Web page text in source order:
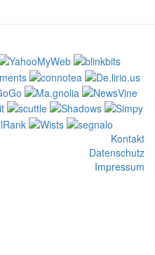
Kontakt
Datenschutz
Impressum